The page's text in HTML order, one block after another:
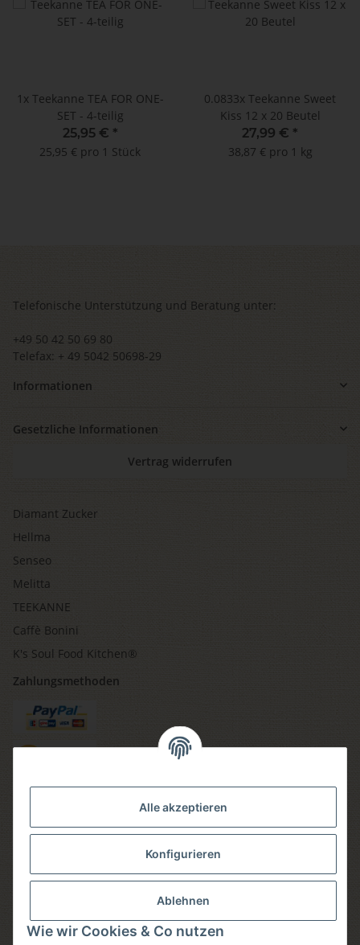
Alle akzeptieren
Konfigurieren
Ablehnen
Wie wir Cookies & Co nutzen
1x Teekanne TEA FOR ONE-
SET - 4-teilig
25,95 € *
25,95 € pro 1 Stück
0.0833x Teekanne Sweet
Kiss 12 x 20 Beutel
27,99 € *
38,87 € pro 1 kg
Telefonische Unterstützung und Beratung unter:
+49 50 42 50 69 80
Telefax: + 49 5042 50698-29
Informationen
Gesetzliche Informationen
Vertrag widerrufen
Diamant Zucker
Hellma
Senseo
Melitta
TEEKANNE
Caffè Bonini
K's Soul Food Kitchen®
Zahlungsmethoden
Versandmethoden